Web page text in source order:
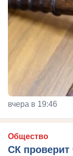
вчера в 19:46
Общество
СК проверит